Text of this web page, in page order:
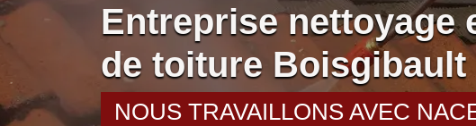
Entreprise nettoyage
de toiture Boisgibault
NOUS TRAVAILLONS AVEC